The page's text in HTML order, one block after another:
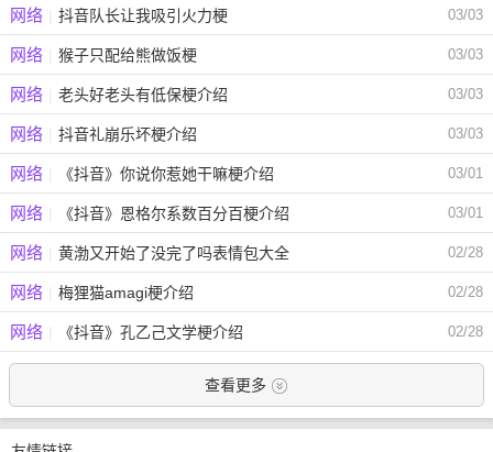
03/03
网络 抖音队长让我吸引火力梗
03/03
网络 猴子只配给熊做饭梗
03/03
网络 老头好老头有低保梗介绍
03/03
网络 抖音礼崩乐坏梗介绍
03/01
网络 《抖音》你说你惹她干嘛梗介绍
03/01
网络 《抖音》恩格尔系数百分百梗介绍
02/28
网络 黄渤又开始了没完了吗表情包大全
02/28
网络 梅狸猫amagi梗介绍
02/28
网络 《抖音》孔乙己文学梗介绍
查看更多